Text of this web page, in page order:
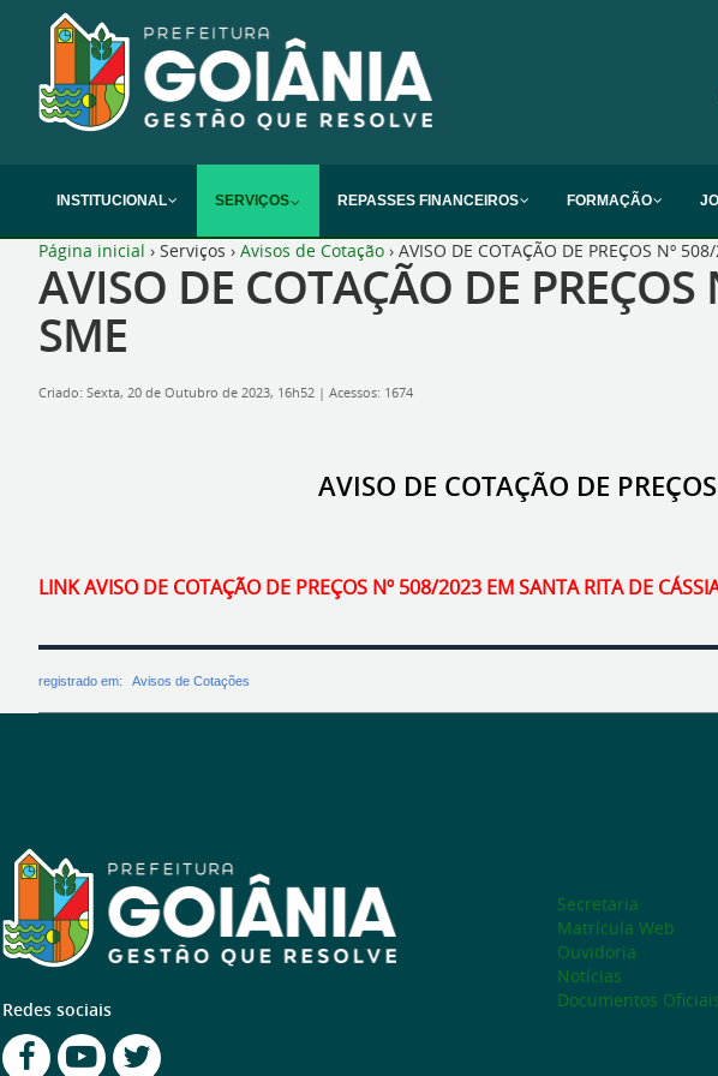
INSTITUCIONAL SERVIÇOS REPASSES FINANCEIROS FORMAÇÃO
Página inicial › Serviços › Avisos de Cotação › AVISO DE COTAÇÃO DE PREÇOS Nº
AVISO DE COTAÇÃO DE
SME
Criado: Sexta, 20 de Outubro de 2023, 16h52 | Acessos: 1674
AVISO DE COTAÇÃO DE
LINK AVISO DE COTAÇÃO DE PREÇOS Nº 508/2023 EM SANTA RITA DE
registrado em: Avisos de Cotações
Redes sociais
Secretaria
Matrícula Web
Ouvidoria
Notícias
Documentos